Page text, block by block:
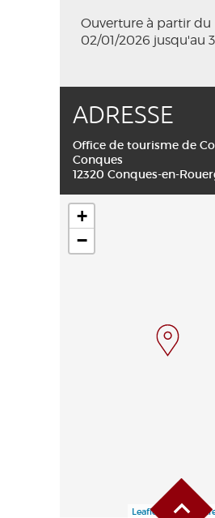
Ouverture à partir du
02/01/2026 jusqu'au
ADRESSE
Office de tourisme de
Conques
12320 Conques-en-
+
−
Leaflet | ©